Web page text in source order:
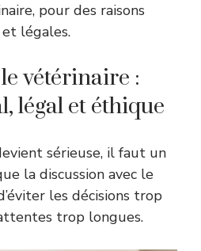
pour des raisons
légales.
vétérinaire :
légal et éthique
sérieuse, il faut un
la discussion avec le
les décisions trop
trop longues.